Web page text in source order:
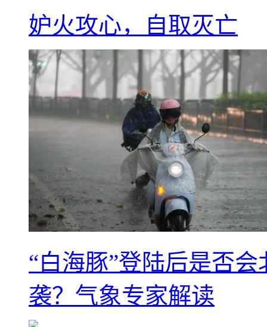
妒火攻心，自取灭亡
“白海豚”登陆后是否
袭？气象专家解读